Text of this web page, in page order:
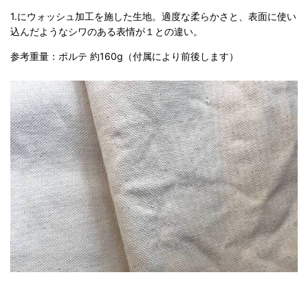
1.にウォッシュ加工を施した生地。適度な柔らかさと、表面に使い
込んだようなシワのある表情が１との違い。
参考重量：ポルテ 約160g（付属により前後します）